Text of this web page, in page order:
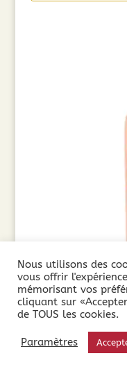
Côté Mas, Rosé
Nous utilisons des
vous offrir
mémorisant vos
cliquant sur
de TOUS les cookies.
Paramètres